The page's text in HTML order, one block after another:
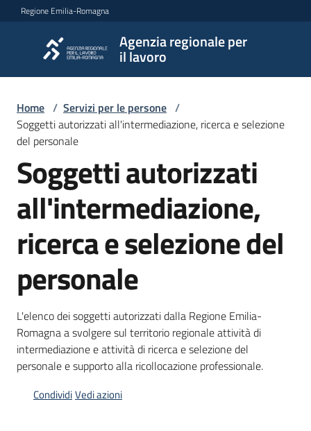
Vai al contenuto
Vai alla navigazione
Vai al footer
Regione Emilia-Romagna
Agenzia regionale per
il lavoro
Agenzia
regionale
per il
lavoro
L'Agenzia
Novità
Servizi
I
centri
per
l'impiego
Home / Servizi per le persone /
Soggetti autorizzati all'intermediazione, ricerca e selezione
del personale
Soggetti autorizzati
all'intermediazione,
ricerca e selezione del
personale
L'elenco dei soggetti autorizzati dalla Regione Emilia-
Romagna a svolgere sul territorio regionale attività di
intermediazione e attività di ricerca e selezione del
personale e supporto alla ricollocazione professionale.
CondividiVedi azioni